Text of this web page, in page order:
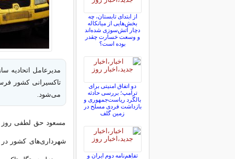
تاکسیرانی کشور
می‌شود.
مسعود حق لطفی روز
شهرداری‌های کشور در
از ابتدای تابستان، چه
بخش‌هایی از میانکاله
دچار آتش‌سوزی شده‌اند
و وسعت خسارت چقدر
بوده است؟
دو اتفاق امنیتی برای
ترامپ؛ بررسی حادثه
بالگرد ریاست‌جمهوری و
بازداشت فردی مسلح در
زمین گلف
تفاهم‌نامه دوم ایران و